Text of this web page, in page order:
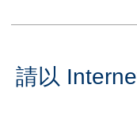
請以